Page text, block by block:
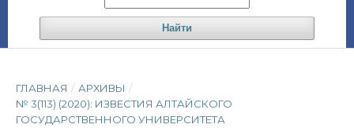
Найти
ГЛАВНАЯ / АРХИВЫ /
№ 3(113) (2020): ИЗВЕСТИЯ АЛТАЙСКОГО
ГОСУДАРСТВЕННОГО УНИВЕРСИТЕТА